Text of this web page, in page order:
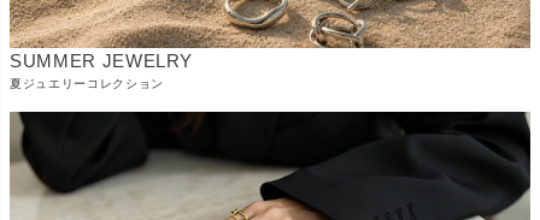
SUMMER JEWELRY
夏ジュエリーコレクション